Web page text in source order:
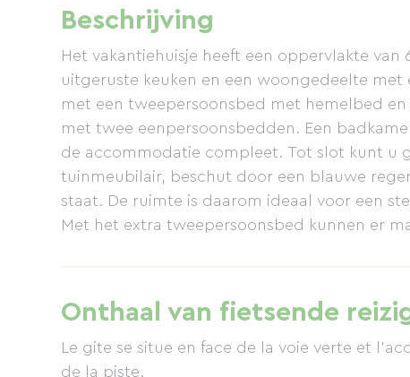
Beschrijving
Het vakantiehuisje heeft een oppervlakte
uitgeruste keuken en een woongedeelte met
met een tweepersoonsbed met hemelbed
met twee eenpersoonsbedden. Een
de accommodatie compleet. Tot slot kunt u
tuinmeubilair, beschut door een blauwe
staat. De ruimte is daarom ideaal voor een
Met het extra tweepersoonsbed kunnen er
namelijk voorheen een droogschuur, een
geschiedenis van deze plek is nog steeds
bestaande schoonheid ervan wordt
milieuvriendelijke aanpak omarmen,
Onthaal van fietsende
Le gite se situe en face de la voie verte et
de la piste.